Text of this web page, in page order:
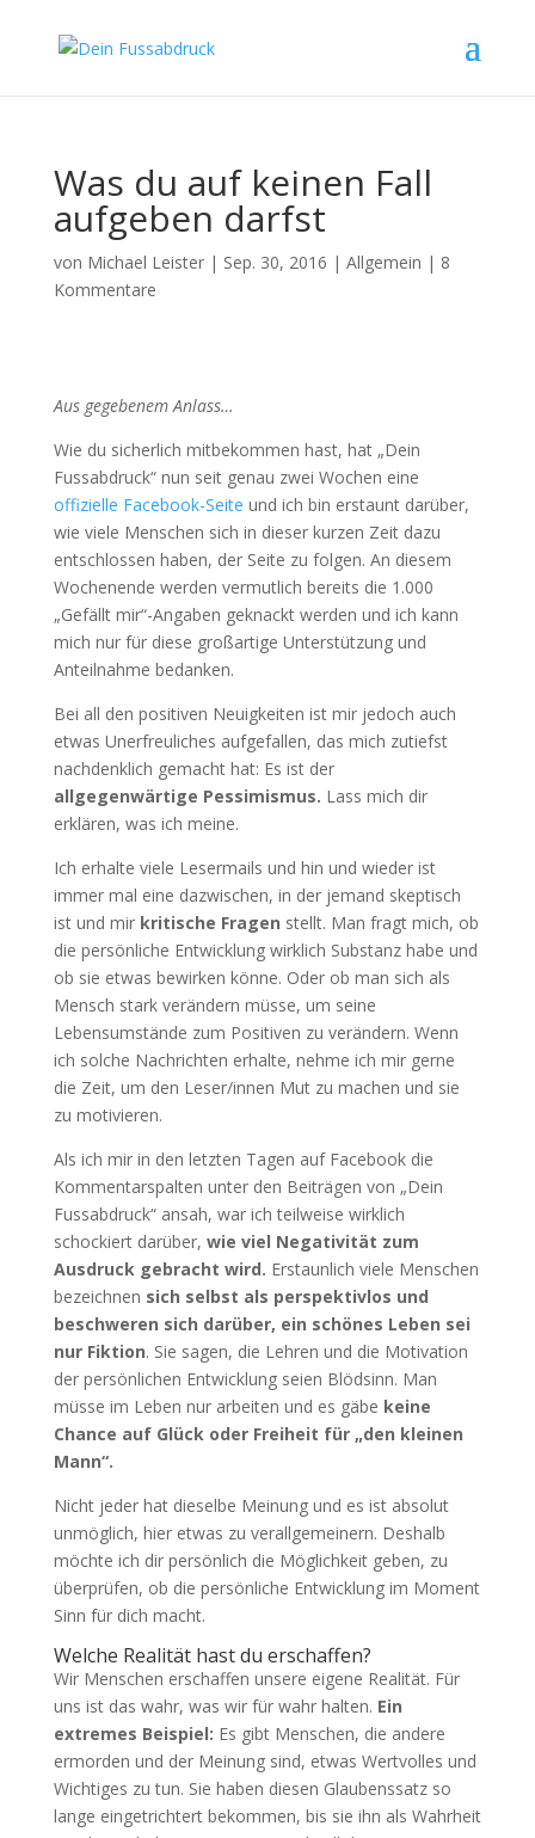
Was du auf keinen Fall
aufgeben darfst
von Michael Leister| Sep. 30, 2016 | Allgemein | 8
Kommentare
Aus gegebenem Anlass…
Wie du sicherlich mitbekommen hast, hat „Dein
Fussabdruck“ nun seit genau zwei Wochen eine
offizielle Facebook-Seite und ich bin erstaunt darüber,
wie viele Menschen sich in dieser kurzen Zeit dazu
entschlossen haben, der Seite zu folgen. An diesem
Wochenende werden vermutlich bereits die 1.000
„Gefällt mir“-Angaben geknackt werden und ich kann
mich nur für diese großartige Unterstützung und
Anteilnahme bedanken.
Bei all den positiven Neuigkeiten ist mir jedoch auch
etwas Unerfreuliches aufgefallen, das mich zutiefst
nachdenklich gemacht hat: Es ist der
allgegenwärtige Pessimismus. Lass mich dir
erklären, was ich meine.
Ich erhalte viele Lesermails und hin und wieder ist
immer mal eine dazwischen, in der jemand skeptisch
ist und mir kritische Fragen stellt. Man fragt mich, ob
die persönliche Entwicklung wirklich Substanz habe und
ob sie etwas bewirken könne. Oder ob man sich als
Mensch stark verändern müsse, um seine
Lebensumstände zum Positiven zu verändern. Wenn
ich solche Nachrichten erhalte, nehme ich mir gerne
die Zeit, um den Leser/innen Mut zu machen und sie
zu motivieren.
Als ich mir in den letzten Tagen auf Facebook die
Kommentarspalten unter den Beiträgen von „Dein
Fussabdruck“ ansah, war ich teilweise wirklich
schockiert darüber, wie viel Negativität zum
Ausdruck gebracht wird. Erstaunlich viele Menschen
bezeichnen sich selbst als perspektivlos und
beschweren sich darüber, ein schönes Leben sei
nur Fiktion. Sie sagen, die Lehren und die Motivation
der persönlichen Entwicklung seien Blödsinn. Man
müsse im Leben nur arbeiten und es gäbe keine
Chance auf Glück oder Freiheit für „den kleinen
Mann“.
Nicht jeder hat dieselbe Meinung und es ist absolut
unmöglich, hier etwas zu verallgemeinern. Deshalb
möchte ich dir persönlich die Möglichkeit geben, zu
überprüfen, ob die persönliche Entwicklung im Moment
Sinn für dich macht.
Welche Realität hast du erschaffen?
Wir Menschen erschaffen unsere eigene Realität. Für
uns ist das wahr, was wir für wahr halten. Ein
extremes Beispiel: Es gibt Menschen, die andere
ermorden und der Meinung sind, etwas Wertvolles und
Wichtiges zu tun. Sie haben diesen Glaubenssatz so
lange eingetrichtert bekommen, bis sie ihn als Wahrheit